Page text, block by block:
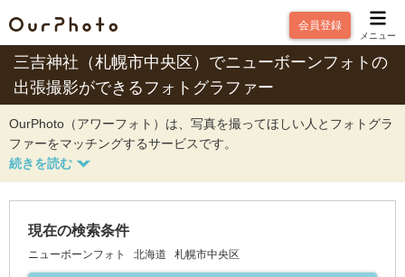
会員登録
メニュー
三吉神社（札幌市中央区）でニューボーンフォトの
出張撮影ができるフォトグラファー
OurPhoto（アワーフォト）は、写真を撮ってほしい人とフォトグラ
ファーをマッチングするサービスです。
現在の検索条件
ニューボーンフォト 北海道 札幌市中央区